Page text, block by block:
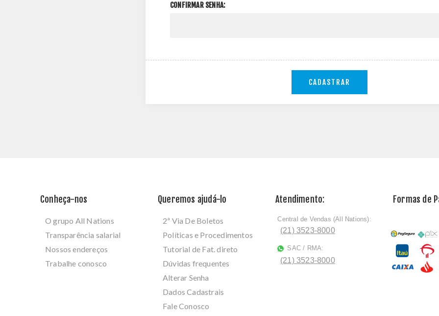
CONFIRMAR SENHA:
CADASTRAR
Conheça-nos
O grupo All Nations
Transparência salarial
Nossos endereços
Trabalhe conosco
Queremos ajudá-lo
2ª Via De Boletos
Políticas e Procedimentos
Tutorial de Fat. direto
Dúvidas frequentes
Alterar Senha
Dados Cadastrais
Fale Conosco
Atendimento:
ﾠCentral de Vendas (All Nations):
(21) 3523-8000
SAC / RMA:
(21) 3523-8000
Formas de